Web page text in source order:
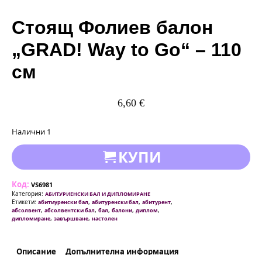
Стоящ Фолиев балон
„GRAD! Way to Go“ – 110
см
6,60 €
Налични 1
КУПИ
Код: VS6981
Категория: АБИТУРИЕНСКИ БАЛ И ДИПЛОМИРАНЕ
Етикети: абитиуренски бал, абитуренски бал, абитурент,
абсолвент, абсолвентски бал, бал, балони, диплом,
дипломиране, завършване, настолен
Описание Допълнителна информация